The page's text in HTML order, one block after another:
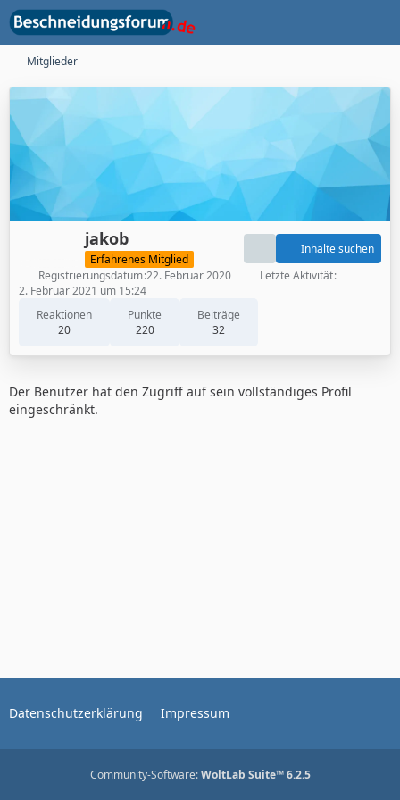
Mitglieder
jakob
Erfahrenes Mitglied
Reaktionen
20
Punkte
220
Beiträge
32
Inhalte suchen
Registrierungsdatum 22. Februar 2020
Letzte Aktivität
2. Februar 2021 um 15:24
Der Benutzer hat den Zugriff auf sein vollständiges Profil
eingeschränkt.
Datenschutzerklärung Impressum
Community-Software:WoltLab Suite™ 6.2.5